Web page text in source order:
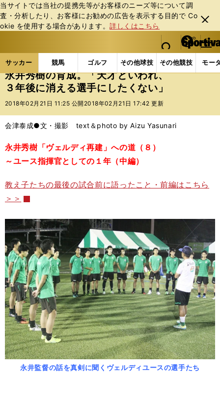
当サイトでは当社の提携先等がお客様のニーズ等について調
査・分析したり、お客様にお勧めの広告を表⽰する⽬的で Co
okie を使⽤する場合があります。詳しくはこちら
閉じ
る
web Sportiva (webスポルティーバ)
検索
マイペ
ー
ジ
メニュ
サッカー 競馬 ゴルフ その他球技 その他競技 モー
ス
ポ
ル
バ
サッカーの記事一覧 Jリーグ他 Jリーグ 永井秀
永井秀樹の育成。「天才といわれ、
３年後に消える選手にしたくない」
2018年02月21日 11:25 公開 2018年02月21日 17:42 更新
会津泰成●文・撮影 text＆photo by Aizu Yasunari
永井秀樹「ヴェルディ再建」への道（８）
～ユース指揮官としての１年（中編）
教え子たちの最後の試合前に語ったこと・前編はこちら
＞＞
永井監督の話を真剣に聞くヴェルディユースの選手たち